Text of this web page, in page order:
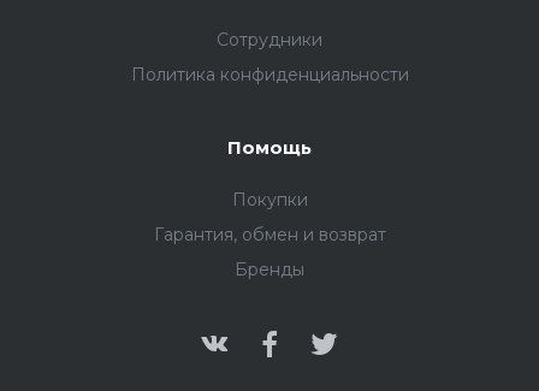
Сотрудники
Политика конфиденциальности
Помощь
Покупки
Гарантия, обмен и возврат
Бренды